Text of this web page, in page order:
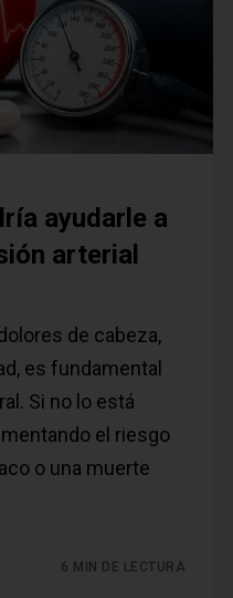
ayudarle a
arterial
de cabeza,
es fundamental
Si no lo está
el riesgo
o una muerte
6 MIN DE LECTURA